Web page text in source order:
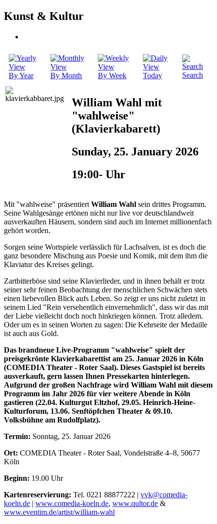
Kunst & Kultur
By Year By Month By Week Today Search
William Wahl mit
"wahlweise"
(Klavierkabarett)
Sunday, 25. January 2026
19:00- Uhr
Mit "wahlweise" präsentiert William Wahl sein drittes Programm.
Seine Wahlgesänge ertönen nicht nur live vor deutschlandweit
ausverkauften Häusern, sondern sind auch im Internet millionenfach
gehört worden.
Sorgen seine Wortspiele verlässlich für Lachsalven, ist es doch die
ganz besondere Mischung aus Poesie und Komik, mit dem ihm die
Klaviatur des Kreises gelingt.
Zartbitterböse sind seine Klavierlieder, und in ihnen behält er trotz
seiner sehr feinen Beobachtung der menschlichen Schwächen stets
einen liebevollen Blick aufs Leben. So zeigt er uns nicht zuletzt in
seinem Lied "Rein versehentlich einvernehmlich", dass wir das mit
der Liebe vielleicht doch noch hinkriegen können. Trotz alledem.
Oder um es in seinen Worten zu sagen: Die Kehrseite der Medaille
ist auch aus Gold.
Das brandneue Live-Programm "wahlweise" spielt der
preisgekrönte Klavierkabarettist am 25. Januar 2026 in Köln
(COMEDIA Theater - Roter Saal). Dieses Gastspiel ist bereits
ausverkauft, gern lassen Ihnen Pressekarten hinterlegen.
Aufgrund der großen Nachfrage wird William Wahl mit diesem
Programm im Jahr 2026 für vier weitere Abende in Köln
gastieren (22.04. Kulturgut Eltzhof, 29.05. Heinrich-Heine-
Kulturforum, 13.06. Senftöpfchen Theater & 09.10.
Volksbühne am Rudolfplatz).
Termin: Sonntag, 25. Januar 2026
Ort: COMEDIA Theater - Roter Saal, Vondelstraße 4–8, 50677
Köln
Beginn: 19.00 Uhr
Kartenreservierung: Tel. 0221 88877222 | vvk@comedia-
koeln.de | www.comedia-koeln.de, www.qultor.de &
www.eventim.de/artist/william-wahl